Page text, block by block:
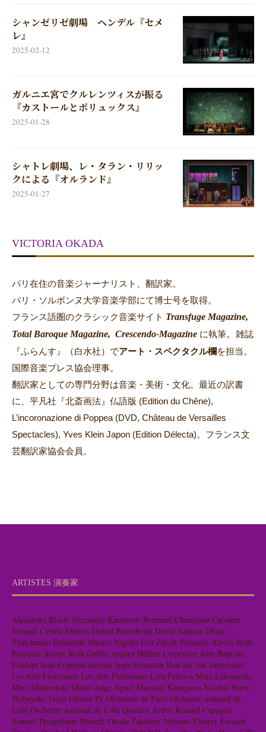
シャンゼリゼ劇場 ヘンデル『セメ
レ』
2025-02-12
ガルニエ宮でクルレンツィスが振る
『カストールとポリュックス』
2025-01-28
シャトレ劇場、レ・タラン・リリッ
クによる『オルランド』
2025-01-27
VICTORIA OKADA
パリ在住の音楽ジャーナリスト、翻訳家。
パリ・ソルボンヌ大学音楽学部にて博士号を取得。
フランス語圏のクラシック音楽サイト Transfuge Magazine,
Total Baroque Magazine, Crescendo-Magazine に執筆。 雑誌
『ふらんす』（白水社）でアート・スペクタクル欄を担当。
国際音楽プレス協会理事。
翻訳家としての専門分野は音楽・美術・文化。最近の訳書
に、平凡社『北斎画法』仏語版 (Edition du Chêne),
L’incoronazione di Poppea (DVD, Château de Versailles
Spectacles), Yves Klein Japon (Edition Délecta)。フランス文
芸翻訳家協会会員。
ARTISTES 演奏家
Alexandre Bloch Alexandre Kantorow Bertrand Chamayou Caroline
Jestaedt Cyrille Dubois Daniel Barenboim David Salmon Diana
Tishchenko Ensemble Musica Nigella Eva Zaïcik François-Xavier Roth
François-Xavier Roth Gaëlle Arquez Hélène Carpentier Jean-Baptiste
Fonlupt Jean-François Heisser Jean-Sébastien Bou Jos van Immerseel
Les Arts Florissants Les Arts Florissants Liya Petrova Marc Labonnette
Marc Minkowski Marie-Ange Nguci Mayumi Kanagawa Nicolas Stavy
Nobuyuki Tsujii Olivier Py Orchestre de Paris Orchestre national de
Lille Orchestre national de Lille Quatuor Ardeo Renaud Capuçon
Samuel Hengebaert Shuichi Okada Takénori Némoto Thierry Escaich